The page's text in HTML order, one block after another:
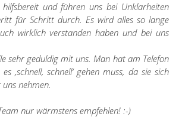
und führen uns bei Unklarheiten
für Schritt durch. Es wird alles so lange
wirklich verstanden haben und bei uns
sehr geduldig mit uns. Man hat am Telefon
‚schnell, schnell‘ gehen muss, da sie sich
nehmen.
nur wärmstens empfehlen! :-)